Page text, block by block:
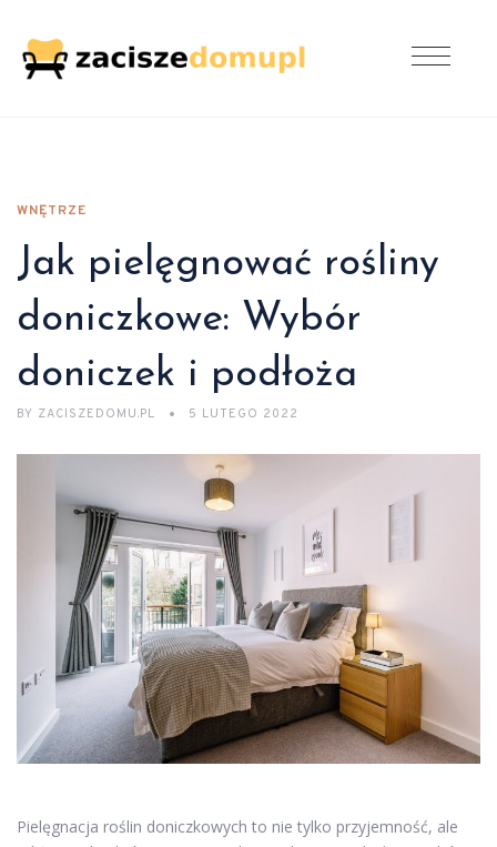
WNĘTRZE
Jak pielęgnować rośliny
doniczkowe: Wybór
doniczek i podłoża
BY ZACISZEDOMU.PL 5 LUTEGO 2022
Pielęgnacja roślin doniczkowych to nie tylko przyjemność, ale